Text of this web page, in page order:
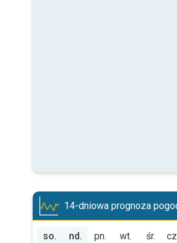
14-dniowa prognoza
so. nd. pn. wt. śr.